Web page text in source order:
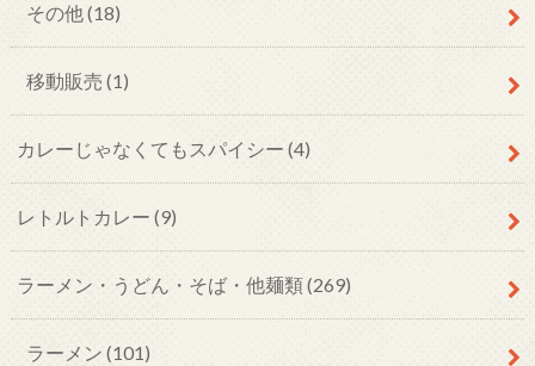
その他(18)
移動販売 (1)
カレーじゃなくてもスパイシー (4)
レトルトカレー (9)
ラーメン・うどん・そば・他麺類(269)
ラーメン (101)